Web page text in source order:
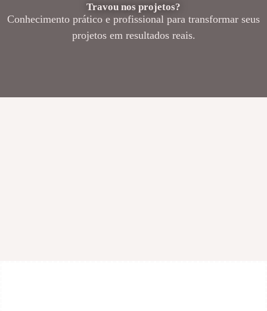
Travou nos projetos?
Conhecimento prático e profissional para transformar seus
projetos em resultados reais.